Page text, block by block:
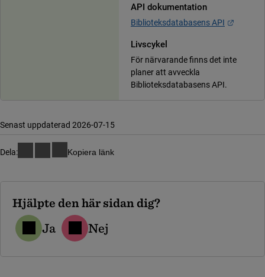
API dokumentation
Biblioteksdatabasens API Länk till
Livscykel
För närvarande finns det inte
planer att avveckla
Biblioteksdatabasens API.
Senast uppdaterad 2026-07-15
Dela: Kopiera länk
Hjälpte den här sidan dig?
Ja Nej